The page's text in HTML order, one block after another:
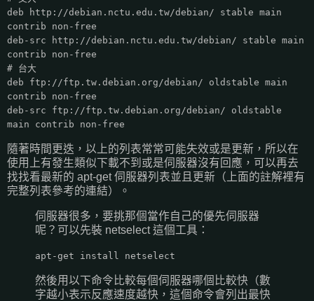
deb http://debian.nctu.edu.tw/debian/ stable main
contrib non-free
deb-src http://debian.nctu.edu.tw/debian/ stable main
contrib non-free
# 台大
deb ftp://ftp.tw.debian.org/debian/ oldstable main
contrib non-free
deb-src ftp://ftp.tw.debian.org/debian/ oldstable
main contrib non-free
隨著時間更迭，以上的列表常常可能失效或是更新，所以在
使用上有發生類似下載不到或是伺服器沒有回應，可以再去
找找看最新的 apt-get 伺服器列表並且更新（上面的註解裡有
完整列表參考的連結）。
伺服器很多，要挑那個當作自己的優先伺服器
呢？可以先裝 netselect 這個工具：
apt-get install netselect
然後用以下命令比較每個伺服器哪個比較快（數
字越小表示反應速度越快，這個命令會列出最快